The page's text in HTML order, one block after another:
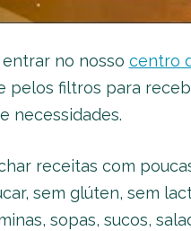
no nosso centro
pelos filtros para
necessidades.
receitas com
sem glúten, sem
sopas, sucos,